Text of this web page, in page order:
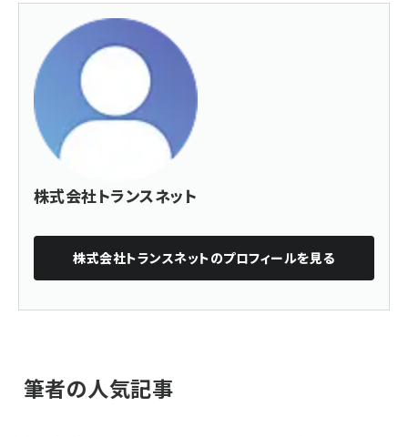
株式会社トランスネット
株式会社トランスネットのプロフィールを見る
筆者の人気記事